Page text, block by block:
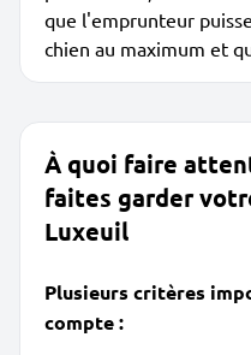
que l'emprunteur
chien au maximum et
À quoi faire
faites garder
Luxeuil
Plusieurs critères
compte :